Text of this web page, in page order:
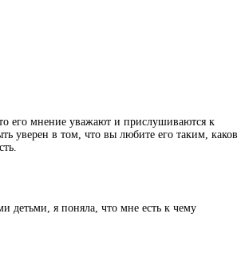
его мнение уважают и прислушиваются к
уверен в том, что вы любите его таким, каков
детьми, я поняла, что мне есть к чему